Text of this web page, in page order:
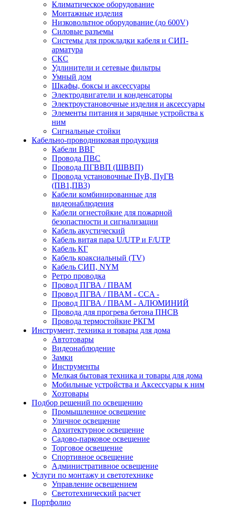
Климатическое оборудование
Монтажные изделия
Низковольтное оборудование (до 600V)
Силовые разъемы
Системы для прокладки кабеля и СИП-
арматура
СКС
Удлинители и сетевые фильтры
Умный дом
Шкафы, боксы и аксессуары
Электродвигатели и конденсаторы
Электроустановочные изделия и аксессуары
Элементы питания и зарядные устройства к
ним
Сигнальные стойки
Кабельно-проводниковая продукция
Кабели ВВГ
Провода ПВС
Провода ПГВВП (ШВВП)
Провода установочные ПуВ, ПуГВ
(ПВ1,ПВ3)
Кабели комбинированные для
видеонаблюдения
Кабели огнестойкие для пожарной
безопастности и сигнализации
Кабель акустический
Кабель витая пара U/UTP и F/UTP
Кабель КГ
Кабель коаксиальный (TV)
Кабель СИП, NYM
Ретро проводка
Провод ПГВА / ПВАМ
Провод ПГВА / ПВАМ - CCA -
Провод ПГВА / ПВАМ - АЛЮМИНИЙ
Провода для прогрева бетона ПНСВ
Провода термостойкие РКГМ
Инструмент, техника и товары для дома
Автотовары
Видеонаблюдение
Замки
Инструменты
Мелкая бытовая техника и товары для дома
Мобильные устройства и Аксессуары к ним
Хозтовары
Подбор решений по освещению
Промышленное освещение
Уличное освещение
Архитектурное освещение
Садово-парковое освещение
Торговое освещение
Спортивное освещение
Административное освещение
Услуги по монтажу и светотехнике
Управление освещением
Светотехнический расчет
Портфолио